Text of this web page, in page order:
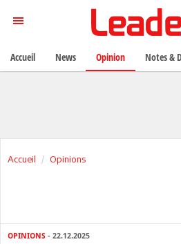
Accueil Opinions
OPINIONS - 22.12.2025
Accueil News Opinion Notes &